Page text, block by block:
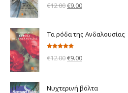
με5.00από 5
€12.00Original
was:
€12.00.
€9.00Η
τιμή
€9.00.
Τα ρόδα της Ανδαλουσίας
με5.00από 5
€12.00Original
€9.00Η
Νυχτερινή βόλτα